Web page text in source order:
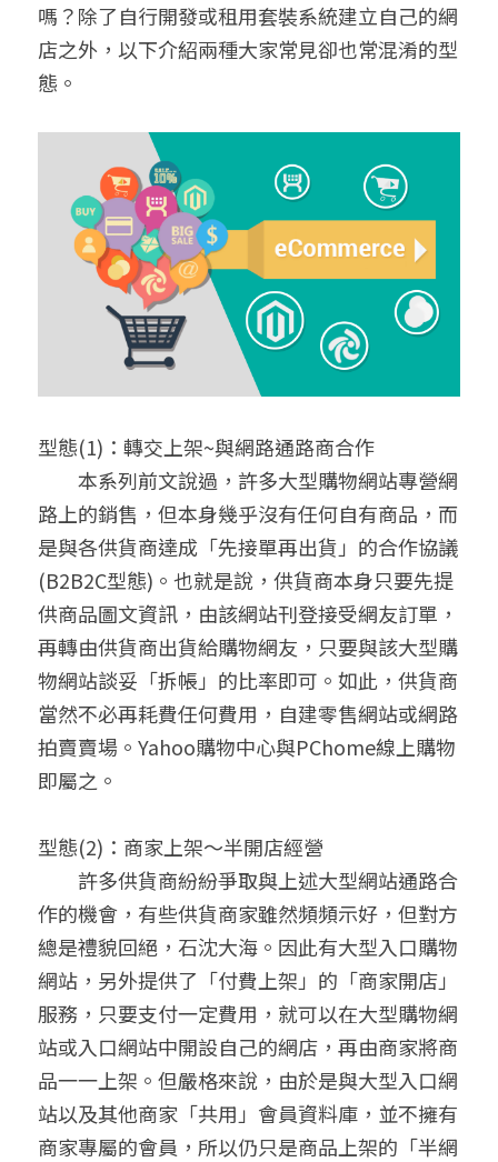
嗎？除了自行開發或租用套裝系統建立自己的網
店之外，以下介紹兩種大家常見卻也常混淆的型
態。
型態(1)：轉交上架~與網路通路商合作
本系列前文說過，許多大型購物網站專營網
路上的銷售，但本身幾乎沒有任何自有商品，而
是與各供貨商達成「先接單再出貨」的合作協議
(B2B2C型態)。也就是說，供貨商本身只要先提
供商品圖文資訊，由該網站刊登接受網友訂單，
再轉由供貨商出貨給購物網友，只要與該大型購
物網站談妥「拆帳」的比率即可。如此，供貨商
當然不必再耗費任何費用，自建零售網站或網路
拍賣賣場。Yahoo購物中心與PChome線上購物
即屬之。
型態(2)：商家上架～半開店經營
許多供貨商紛紛爭取與上述大型網站通路合
作的機會，有些供貨商家雖然頻頻示好，但對方
總是禮貌回絕，石沈大海。因此有大型入口購物
網站，另外提供了「付費上架」的「商家開店」
服務，只要支付一定費用，就可以在大型購物網
站或入口網站中開設自己的網店，再由商家將商
品一一上架。但嚴格來說，由於是與大型入口網
站以及其他商家「共用」會員資料庫，並不擁有
商家專屬的會員，所以仍只是商品上架的「半網